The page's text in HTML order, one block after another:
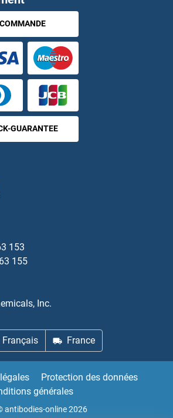
ELISA
GUARANTEE
153
155
Inc.
Français France
Protection des données
générales
antibodies-online 2026